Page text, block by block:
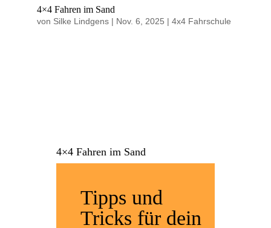
4×4 Fahren im Sand
von Silke Lindgens| Nov. 6, 2025 | 4x4 Fahrschule
4×4 Fahren im Sand
Tipps und
Tricks für dein